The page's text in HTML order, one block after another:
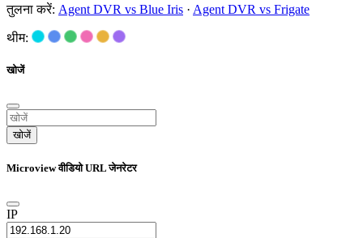
तुलना करें: Agent DVR vs Blue Iris · Agent DVR vs Frigate
थीम:
खोजें
खोजें
Microview वीडियो URL जेनरेटर
IP